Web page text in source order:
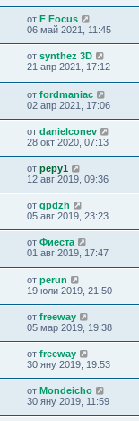
от F Focus
06 май 2021, 11:45
от synthez 3D
21 апр 2021, 17:12
от fordmaniac
02 апр 2021, 17:06
от danielconev
28 окт 2020, 07:13
от pepy1
12 авг 2019, 09:36
от gpdzh
05 авг 2019, 23:23
от Фиеста
01 авг 2019, 17:47
от perun
19 юли 2019, 21:50
от freeway
05 мар 2019, 19:38
от freeway
30 яну 2019, 19:53
от Mondeicho
30 яну 2019, 11:59